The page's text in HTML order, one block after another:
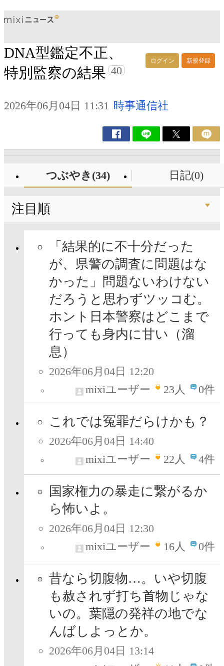
ログイン 新規登録
DNA型鑑定不正、
特別監察の結果 40
2026年06月04日 11:31 時事通信社
つぶやき(34) 日記(0)
注目順
「結果的に不十分だった
が、県警の調査に問題はな
かった」問題ないわけない
だろうと思わずツッコむ。
ホント日本警察はどこまで
行っても身内に甘い（溜
息）
2026年06月04日 12:20
mixiユーザー
23人 0件
これでは冤罪だらけかも？
2026年06月04日 14:40
mixiユーザー
22人 4件
国家権力の暴走に繋がるか
ら怖いよ。
2026年06月04日 12:30
mixiユーザー
16人 0件
昔なら切腹物…。いや切腹
も赦されず打ち首物じゃな
いの。葉隠の発祥の地でな
んばしよっとか。
2026年06月04日 13:14